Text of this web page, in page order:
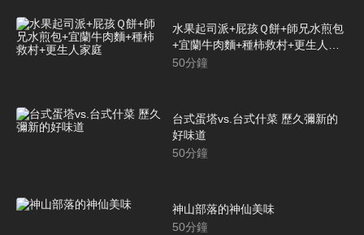
水果起司派+屁孩Ｑ餅+師兄水煎包
+宜蘭牛肉麵+種柿救村+更生人家
庭
50分鐘
台式蛋塔vs.台式什菜 歷久彌新的
好味道
50分鐘
神山部落的神仙美味
50分鐘